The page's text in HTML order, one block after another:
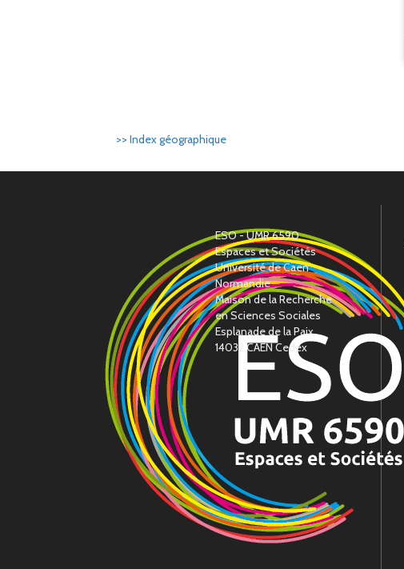
>> Index géographique
ESO - UMR 6590
Espaces et Sociétés
Université de Caen
Normandie
Maison de la Recherche
en Sciences Sociales
Esplanade de la Paix
14032 CAEN Cedex